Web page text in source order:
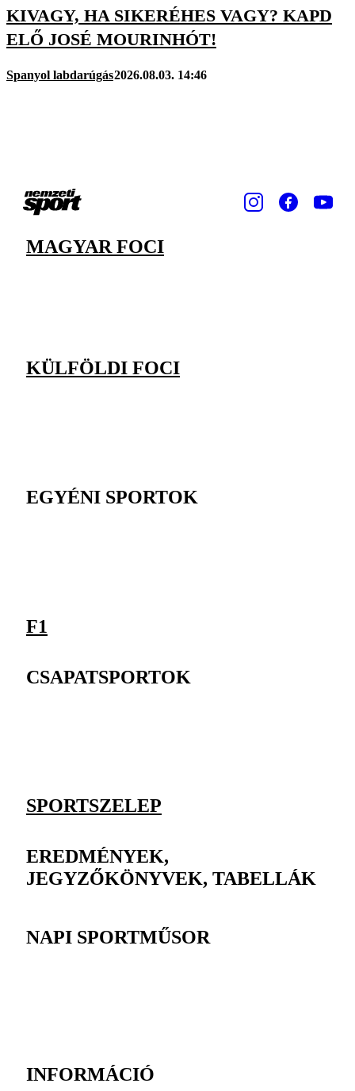
KIVAGY, HA SIKERÉHES VAGY? KAPD
ELŐ JOSÉ MOURINHÓT!
Spanyol labdarúgás2026.08.03. 14:46
MAGYAR FOCI
KÜLFÖLDI FOCI
EGYÉNI SPORTOK
F1
CSAPATSPORTOK
SPORTSZELEP
EREDMÉNYEK,
JEGYZŐKÖNYVEK, TABELLÁK
NAPI SPORTMŰSOR
INFORMÁCIÓ